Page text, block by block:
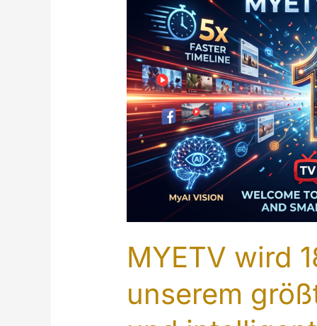
Store]
MYETV wird
unserem